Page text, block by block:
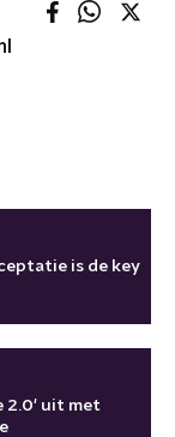
is de key
2.0' uit met